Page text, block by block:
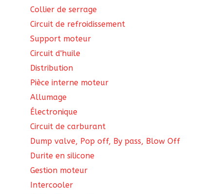
Collier de serrage
Circuit de refroidissement
Support moteur
Circuit d'huile
Distribution
Pièce interne moteur
Allumage
Électronique
Circuit de carburant
Dump valve, Pop off, By pass, Blow Off
Durite en silicone
Gestion moteur
Intercooler